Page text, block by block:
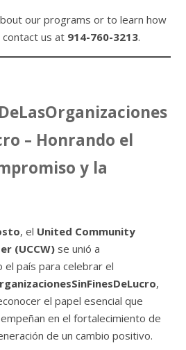
our programs or to learn how
us at 914-760-3213.
– Honrando el
y la
, el United Community
(UCCW)se unió a
país para celebrar el
,
el papel esencial que
en el fortalecimiento de
de un cambio positivo.